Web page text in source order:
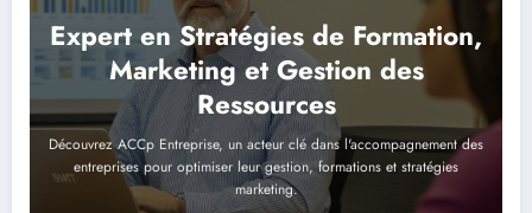
Expert en Stratégies de Formation,
Marketing et Gestion des
Ressources
Découvrez ACCp Entreprise, un acteur clé dans l'accompagnement des
entreprises pour optimiser leur gestion, formations et stratégies
marketing.